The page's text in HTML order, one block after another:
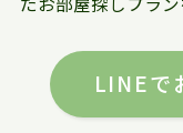
LINEで